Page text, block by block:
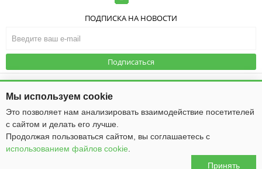
ПОДПИСКА НА НОВОСТИ
Подписаться
© ООО "ИзоТоп", 2006-2026. Все права
защищены. Информация сайта
защищена законом об авторских
правах.
Общество с ограниченной ответственностью «ИзоТоп»
ИНН 5256084834
ОГРН 1085256009475
Юридический адрес: 603016, г. Нижний Новгород, ул. Ю. Фучика, д. 50
Мы используем cookie
Это позволяет нам анализировать взаимодействие посетителей
с сайтом и делать его лучше.
Продолжая пользоваться сайтом, вы соглашаетесь с
использованием файлов cookie
Принять